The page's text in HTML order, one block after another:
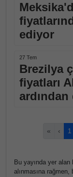
ediyor
27 Tem
Brezilya
fiyatları
« ‹ 1
Bu yayında yer
alınmasına